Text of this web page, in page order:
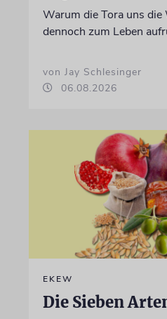
Warum die Tora uns die
dennoch zum Leben
von Jay Schlesinger
06.08.2026
EKEW
Die Sieben